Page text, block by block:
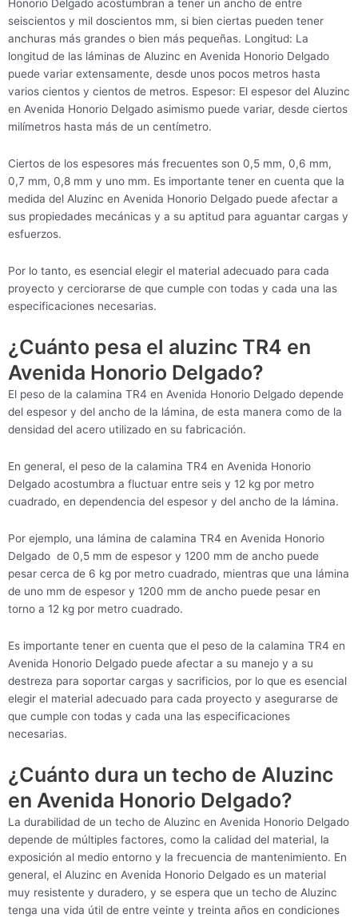
Honorio Delgado acostumbran a tener un ancho de entre
seiscientos y mil doscientos mm, si bien ciertas pueden tener
anchuras más grandes o bien más pequeñas. Longitud: La
longitud de las láminas de Aluzinc en Avenida Honorio Delgado
puede variar extensamente, desde unos pocos metros hasta
varios cientos y cientos de metros. Espesor: El espesor del Aluzinc
en Avenida Honorio Delgado asimismo puede variar, desde ciertos
milímetros hasta más de un centímetro.
Ciertos de los espesores más frecuentes son 0,5 mm, 0,6 mm,
0,7 mm, 0,8 mm y uno mm. Es importante tener en cuenta que la
medida del Aluzinc en Avenida Honorio Delgado puede afectar a
sus propiedades mecánicas y a su aptitud para aguantar cargas y
esfuerzos.
Por lo tanto, es esencial elegir el material adecuado para cada
proyecto y cerciorarse de que cumple con todas y cada una las
especificaciones necesarias.
¿Cuánto pesa el aluzinc TR4 en
Avenida Honorio Delgado?
El peso de la calamina TR4 en Avenida Honorio Delgado depende
del espesor y del ancho de la lámina, de esta manera como de la
densidad del acero utilizado en su fabricación.
En general, el peso de la calamina TR4 en Avenida Honorio
Delgado acostumbra a fluctuar entre seis y 12 kg por metro
cuadrado, en dependencia del espesor y del ancho de la lámina.
Por ejemplo, una lámina de calamina TR4 en Avenida Honorio
Delgado de 0,5 mm de espesor y 1200 mm de ancho puede
pesar cerca de 6 kg por metro cuadrado, mientras que una lámina
de uno mm de espesor y 1200 mm de ancho puede pesar en
torno a 12 kg por metro cuadrado.
Es importante tener en cuenta que el peso de la calamina TR4 en
Avenida Honorio Delgado puede afectar a su manejo y a su
destreza para soportar cargas y sacrificios, por lo que es esencial
elegir el material adecuado para cada proyecto y asegurarse de
que cumple con todas y cada una las especificaciones
necesarias.
¿Cuánto dura un techo de Aluzinc
en Avenida Honorio Delgado?
La durabilidad de un techo de Aluzinc en Avenida Honorio Delgado
depende de múltiples factores, como la calidad del material, la
exposición al medio entorno y la frecuencia de mantenimiento. En
general, el Aluzinc en Avenida Honorio Delgado es un material
muy resistente y duradero, y se espera que un techo de Aluzinc
tenga una vida útil de entre veinte y treinta años en condiciones